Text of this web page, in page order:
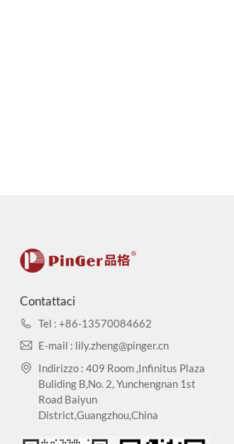
Contattaci
Tel : +86-13570084662
E-mail : lily.zheng@pinger.cn
Indirizzo : 409 Room ,Infinitus Plaza
Buliding B,No. 2, Yunchengnan 1st
Road Baiyun
District,Guangzhou,China